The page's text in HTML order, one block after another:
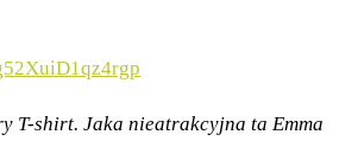
T-shirt. Jaka nieatrakcyjna ta Emma